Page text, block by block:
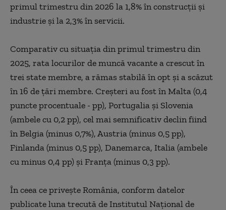
primul trimestru din 2026 la 1,8% în construcţii şi
industrie şi la 2,3% în servicii.
Comparativ cu situaţia din primul trimestru din
2025, rata locurilor de muncă vacante a crescut în
trei state membre, a rămas stabilă în opt şi a scăzut
în 16 de ţări membre. Creşteri au fost în Malta (0,4
puncte procentuale - pp), Portugalia şi Slovenia
(ambele cu 0,2 pp), cel mai semnificativ declin fiind
în Belgia (minus 0,7%), Austria (minus 0,5 pp),
Finlanda (minus 0,5 pp), Danemarca, Italia (ambele
cu minus 0,4 pp) şi Franţa (minus 0,3 pp).
În ceea ce priveşte România, conform datelor
publicate luna trecută de Institutul Naţional de